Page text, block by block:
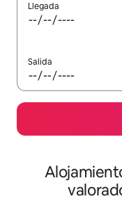
Llegada
Salida